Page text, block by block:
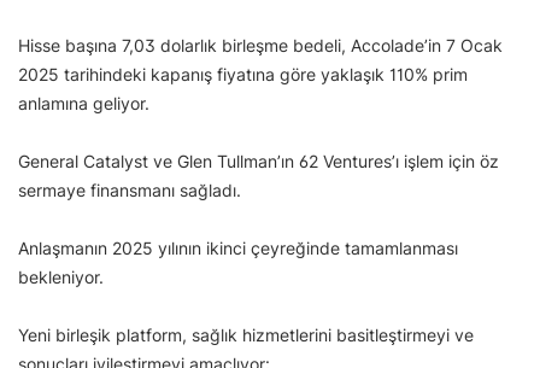
Hisse başına 7,03 dolarlık birleşme bedeli, Accolade’in 7 Ocak
2025 tarihindeki kapanış fiyatına göre yaklaşık 110% prim
anlamına geliyor.
General Catalyst ve Glen Tullman’ın 62 Ventures’ı işlem için öz
sermaye finansmanı sağladı.
Anlaşmanın 2025 yılının ikinci çeyreğinde tamamlanması
bekleniyor.
Yeni birleşik platform, sağlık hizmetlerini basitleştirmeyi ve
sonuçları iyileştirmeyi amaçlıyor: